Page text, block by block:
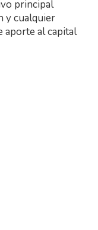
principal
y cualquier
aporte al capital